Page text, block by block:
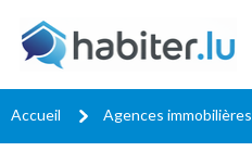
Accueil Agences immobilières